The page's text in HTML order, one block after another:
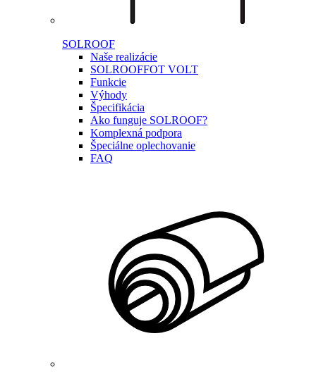
SOLROOF
Naše realizácie
SOLROOFFOT VOLT
Funkcie
Výhody
Špecifikácia
Ako funguje SOLROOF?
Komplexná podpora
Špeciálne oplechovanie
FAQ